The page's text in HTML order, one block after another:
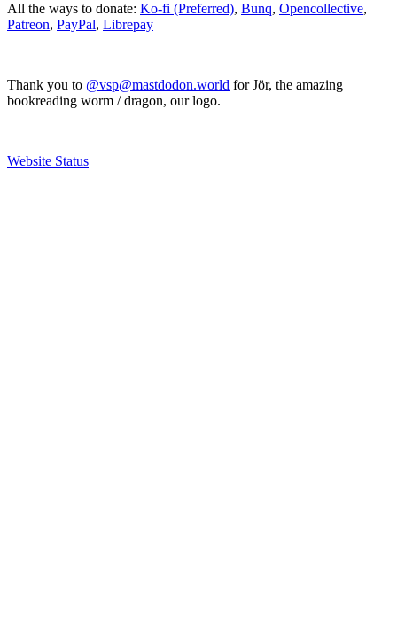
All the ways to donate: Ko-fi (Preferred), Bunq, Opencollective,
Patreon, PayPal, Librepay
Thank you to @vsp@mastdodon.world for Jör, the amazing
bookreading worm / dragon, our logo.
Website Status